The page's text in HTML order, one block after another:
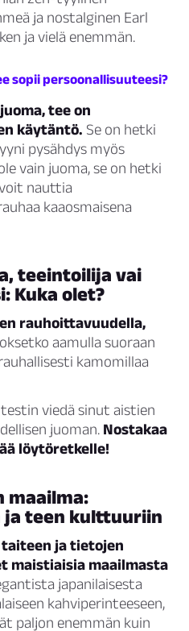
ja nostalginen Earl
ja vielä enemmän.
sopii persoonallisuuteesi?
tee on
käytäntö. Se on hetki
pysähdys myös
vain juoma, se on hetki
nauttia
kaaosmaisena
teeintoilija vai
Kuka olet?
rauhoittavuudella,
aamulla suoraan
kamomillaa
viedä sinut aistien
juoman. Nostakaa
löytöretkelle!
maailma:
ja teen kulttuuriin
ja tietojen
maistiaisia maailmasta
japanilaisesta
kahviperinteeseen,
paljon enemmän kuin